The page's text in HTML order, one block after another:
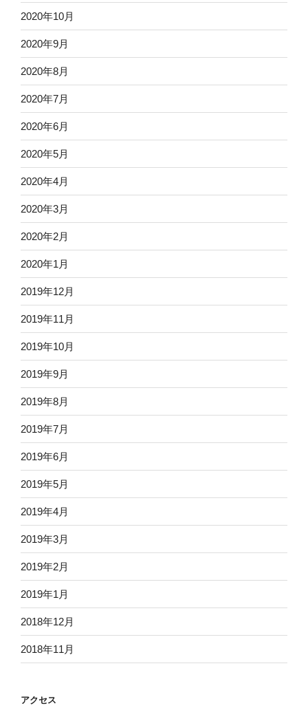
2020年10月
2020年9月
2020年8月
2020年7月
2020年6月
2020年5月
2020年4月
2020年3月
2020年2月
2020年1月
2019年12月
2019年11月
2019年10月
2019年9月
2019年8月
2019年7月
2019年6月
2019年5月
2019年4月
2019年3月
2019年2月
2019年1月
2018年12月
2018年11月
アクセス